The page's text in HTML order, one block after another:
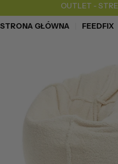
OUTLET -
STRONA GŁÓWNA FEEDFIX